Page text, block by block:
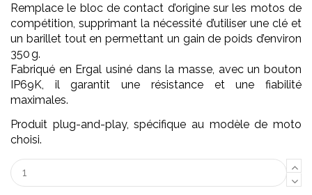
Remplace le bloc de contact d’origine sur les motos de
compétition, supprimant la nécessité d’utiliser une clé et
un barillet tout en permettant un gain de poids d’environ
350 g.
Fabriqué en Ergal usiné dans la masse, avec un bouton
IP69K, il garantit une résistance et une fiabilité
maximales.
Produit plug-and-play, spécifique au modèle de moto
choisi.